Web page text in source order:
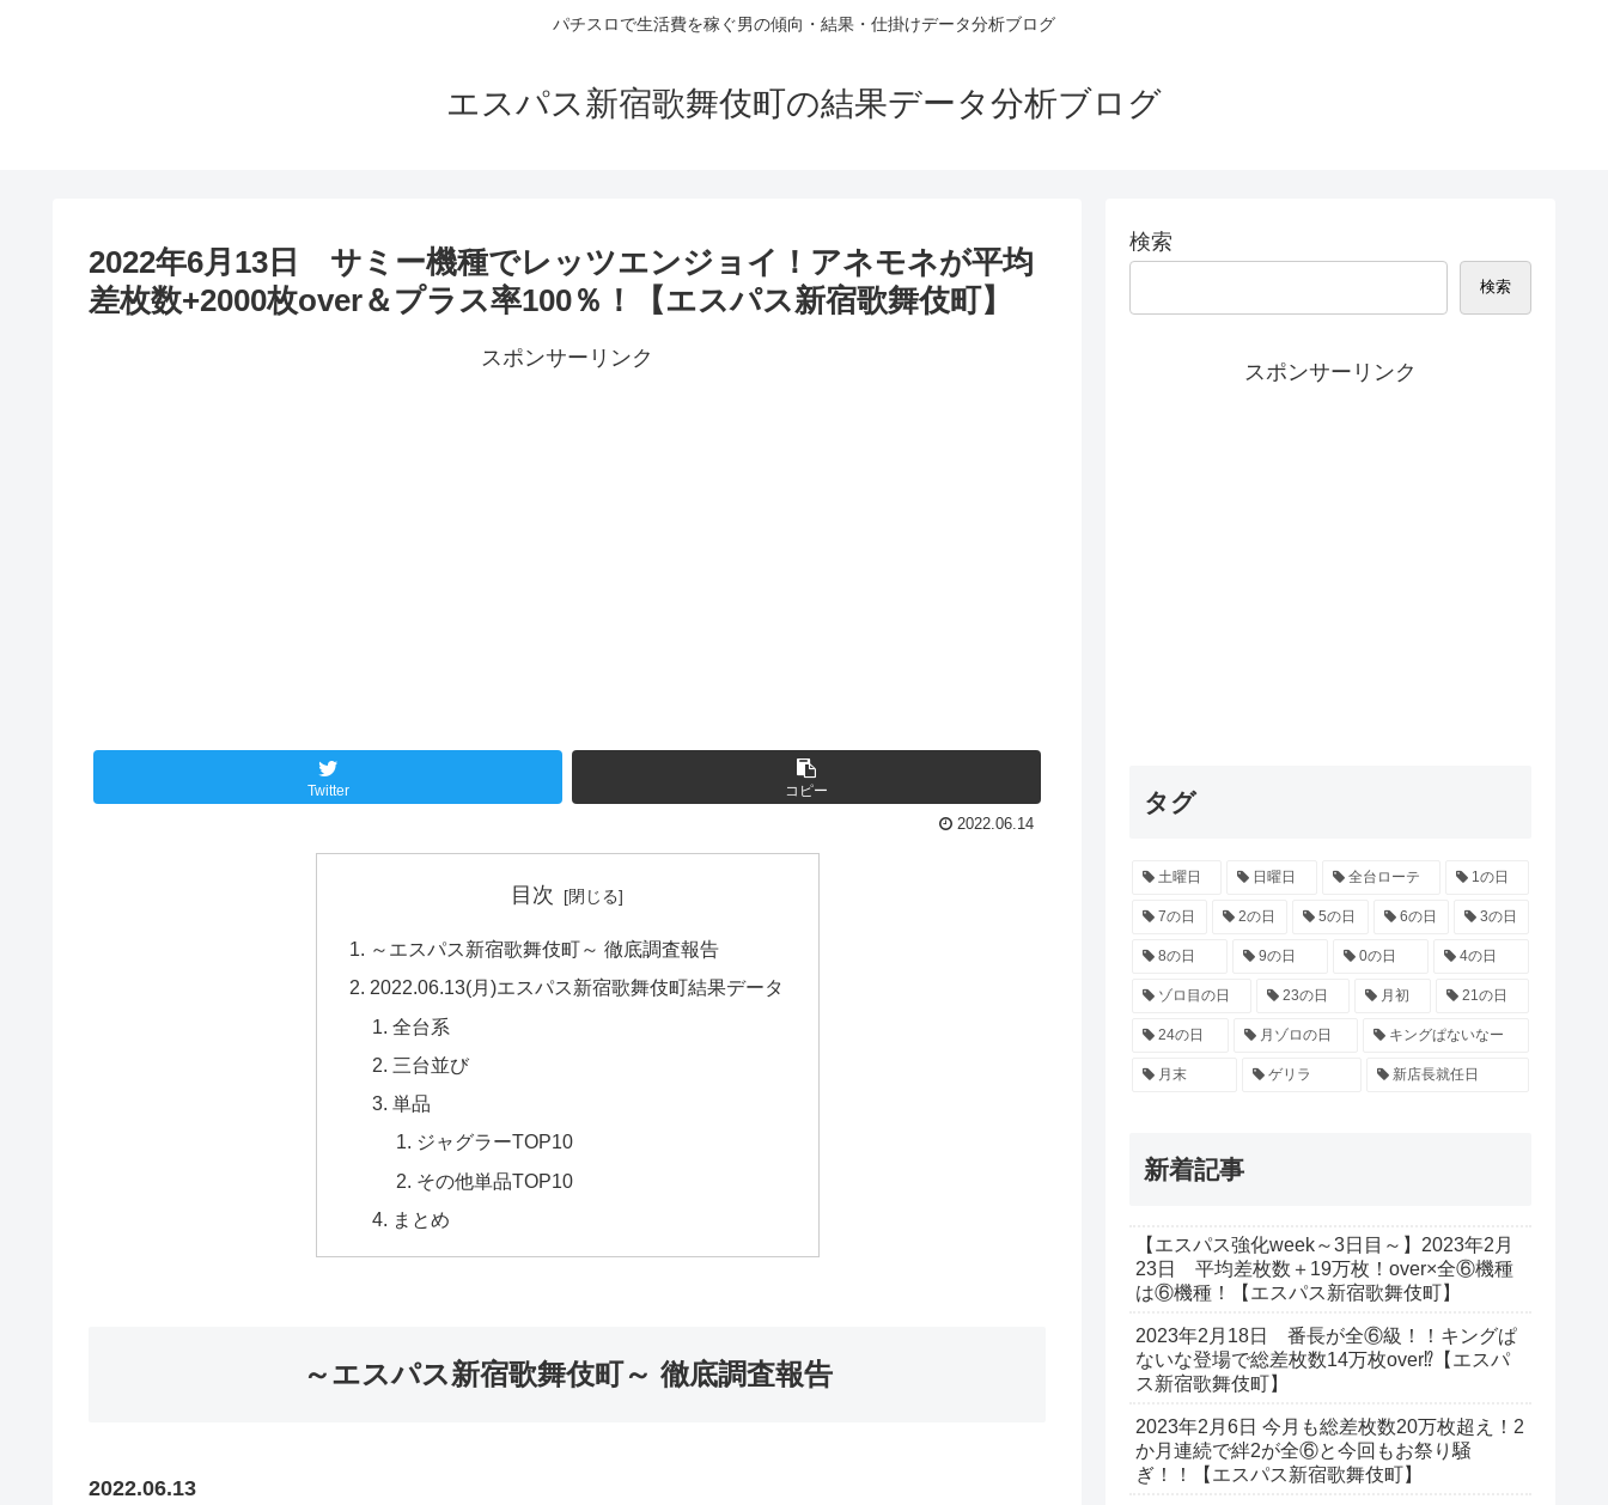
パチスロで生活費を稼ぐ男の傾向・結果・仕掛けデータ分析ブログ
エスパス新宿歌舞伎町の結果データ分析ブログ
2022年6月13日 サミー機種でレッツエンジョイ！アネモネが平均
差枚数+2000枚over＆プラス率100％！【エスパス新宿歌舞伎町】
スポンサーリンク
Twitter コピー
2022.06.14
目次
～エスパス新宿歌舞伎町～ 徹底調査報告
2022.06.13(月)エスパス新宿歌舞伎町結果データ
全台系
三台並び
単品
ジャグラーTOP10
その他単品TOP10
まとめ
～エスパス新宿歌舞伎町～ 徹底調査報告
2022.06.13
検索
検索
スポンサーリンク
タグ
土曜日 日曜日 全台ローテ 1の日
7の日 2の日 5の日 6の日 3の日
8の日 9の日 0の日 4の日
ゾロ目の日 23の日 月初 21の日
24の日 月ゾロの日 キングぱないなー
月末 ゲリラ 新店長就任日
新着記事
【エスパス強化week～3日目～】2023年2月
23日 平均差枚数＋19万枚！over×全⑥機種
は⑥機種！【エスパス新宿歌舞伎町】
2023年2月18日 番長が全⑥級！！キングぱ
ないな登場で総差枚数14万枚over⁉【エスパ
ス新宿歌舞伎町】
2023年2月6日 今月も総差枚数20万枚超え！2
か月連続で絆2が全⑥と今回もお祭り騒
ぎ！！【エスパス新宿歌舞伎町】